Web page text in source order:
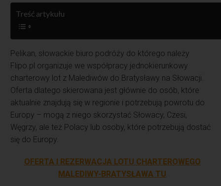
Treść artykułu
Pelikan, słowackie biuro podróży do którego należy
Flipo.pl organizuje we współpracy jednokierunkowy
charterowy lot z Malediwów do Bratysławy na Słowacji.
Oferta dlatego skierowana jest głównie do osób, które
aktualnie znajdują się w regionie i potrzebują powrotu do
Europy – mogą z niego skorzystać Słowacy, Czesi,
Węgrzy, ale też Polacy lub osoby, które potrzebują dostać
się do Europy.
OFERTA I REZERWACJA LOTU CHARTEROWEGO
MALEDIWY-BRATYSŁAWA TU